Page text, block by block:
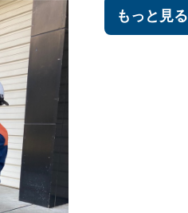
もっと見る